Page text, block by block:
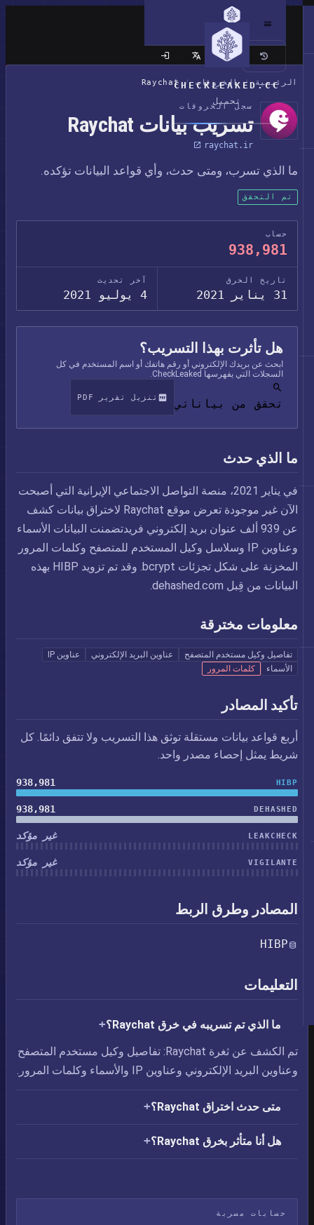
CHECKLEAKED.CC
تحميل
الموقع الكلاسيكي
الرئيسية / الخروقات /
Raychat
سجل الخروقات
تسريب بيانات Raychat
raychat.ir
ما الذي تسرب، ومتى حدث، وأي قواعد البيانات تؤكده.
تم التحقق
حساب
938,981
تاريخ الخرق
31 يناير 2021
آخر تحديث
هل تأثرت بهذا التسريب؟
ابحث عن بريدك الإلكتروني أو رقم هاتفك أو اسم المستخدم في كل
السجلات التي يفهرسها CheckLeaked.
تحقق من بياناتي تنزيل تقرير PDF
ما الذي حدث
في يناير 2021، منصة التواصل الاجتماعي الإيرانية التي أصبحت
الآن غير موجودة تعرض موقع Raychat لاختراق بيانات كشف
عن 939 ألف عنوان بريد إلكتروني فريدتضمنت البيانات الأسماء
وعناوين IP وسلاسل وكيل المستخدم للمتصفح وكلمات المرور
المخزنة على شكل تجزئات bcrypt. وقد تم تزويد HIBP بهذه
البيانات من قِبل dehashed.com.
معلومات مخترقة
تفاصيل وكيل مستخدم المتصفح عناوين البريد الإلكتروني
عناوين IP
الأسماء
كلمات المرور
تأكيد المصادر
أربع قواعد بيانات مستقلة توثق هذا التسريب ولا تتفق دائمًا. كل
شريط يمثل إحصاء مصدر واحد.
HIBP
938,981
DEHASHED
938,981
LEAKCHECK غير مؤكد
VIGILANTE غير مؤكد
المصادر وطرق الربط
HIBP
التعليمات
ما الذي تم تسريبه في خرق Raychat؟
تم الكشف عن ثغرة Raychat: تفاصيل وكيل مستخدم المتصفح
وعناوين البريد الإلكتروني وعناوين IP والأسماء وكلمات المرور.
متى حدث اختراق Raychat؟
هل أنا متأثر بخرق Raychat؟
حسابات مسربة